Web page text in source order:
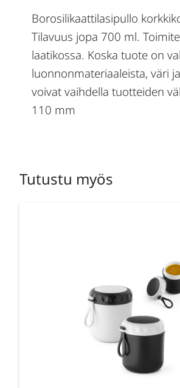
Borosilikaattilasipullo
Tilavuus jopa 700 ml.
laatikossa. Koska tuote on
luonnonmateriaaleista, väri
voivat vaihdella tuotteiden
110 mm
Tutustu myös